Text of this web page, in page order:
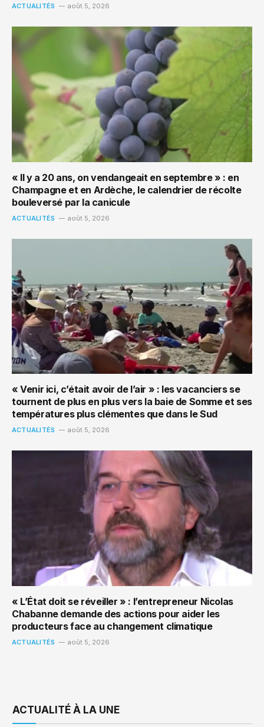
ACTUALITÉS août 5, 2026
« Il y a 20 ans, on vendangeait en septembre » : en
Champagne et en Ardèche, le calendrier de récolte
bouleversé par la canicule
ACTUALITÉS août 5, 2026
« Venir ici, c’était avoir de l’air » : les vacanciers se
tournent de plus en plus vers la baie de Somme et ses
températures plus clémentes que dans le Sud
ACTUALITÉS août 5, 2026
« L’État doit se réveiller » : l’entrepreneur Nicolas
Chabanne demande des actions pour aider les
producteurs face au changement climatique
ACTUALITÉS août 5, 2026
ACTUALITÉ À LA UNE